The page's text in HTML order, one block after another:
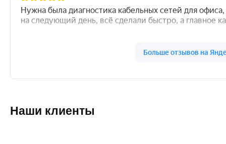
Наши клиенты